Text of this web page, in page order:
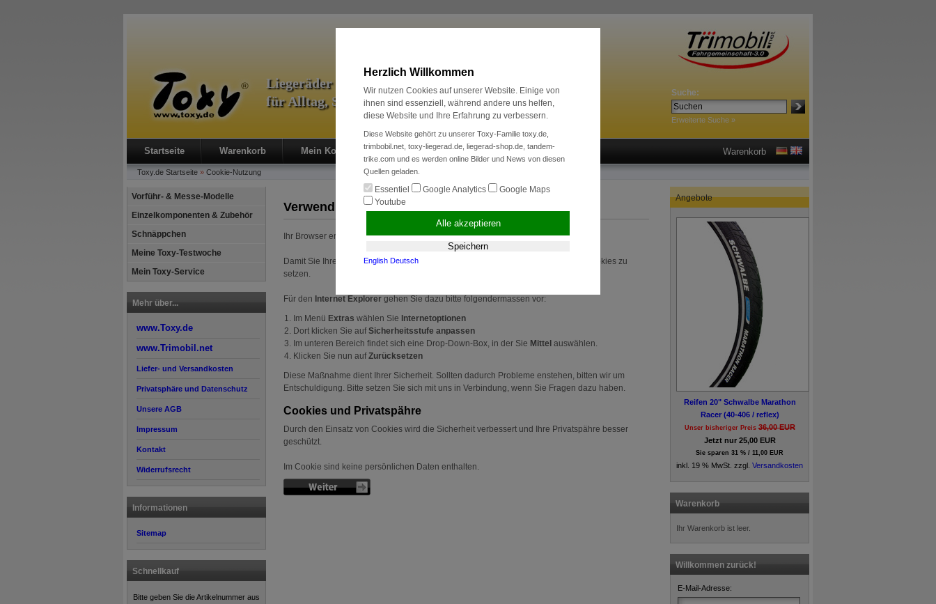
Suche:
Erweiterte Suche »
Liegeräder & Zubehör
für Alltag, Sport und Radreise
Startseite Warenkorb Mein Konto Neukunde? Kasse Anmelden Warenkorb
Toxy.de Startseite » Cookie-Nutzung
Vorführ- & Messe-Modelle
Einzelkomponenten & Zubehör
Schnäppchen
Meine Toxy-Testwoche
Mein Toxy-Service
Mehr über...
www.Toxy.de
www.Trimobil.net
Liefer- und Versandkosten
Privatsphäre und Datenschutz
Unsere AGB
Impressum
Kontakt
Widerrufsrecht
Informationen
Sitemap
Schnellkauf
Bitte geben Sie die Artikelnummer aus
Verwendung von Cookies
Ihr Browser erlaubt keine Cookies.
Damit Sie Ihren Einkauf fortsetzen können, sollten Sie es dieser Seite erlauben, Cookies zu
setzen.
Für den Internet Explorer gehen Sie dazu bitte folgendermassen vor:
Im Menü Extras wählen Sie Internetoptionen
Dort klicken Sie aufSicherheitsstufe anpassen
Im unteren Bereich findet sich eine Drop-Down-Box, in der Sie Mittel auswählen.
Klicken Sie nun aufZurücksetzen
Diese Maßnahme dient Ihrer Sicherheit. Sollten dadurch Probleme enstehen, bitten wir um
Entschuldigung. Bitte setzen Sie sich mit uns in Verbindung, wenn Sie Fragen dazu haben.
Cookies und Privatspähre
Durch den Einsatz von Cookies wird die Sicherheit verbessert und Ihre Privatspähre besser
geschützt.
Im Cookie sind keine persönlichen Daten enthalten.
Angebote
Reifen 20" Schwalbe Marathon
Racer (40-406 / reflex)
Unser bisheriger Preis36,00 EUR
Jetzt nur 25,00 EUR
Sie sparen 31 % / 11,00 EUR
inkl. 19 % MwSt. zzgl. Versandkosten
Warenkorb
Ihr Warenkorb ist leer.
Willkommen zurück!
E-Mail-Adresse:
Herzlich Willkommen
Wir nutzen Cookies auf unserer Website. Einige von
ihnen sind essenziell, während andere uns helfen,
diese Website und Ihre Erfahrung zu verbessern.
Diese Website gehört zu unserer Toxy-Familie toxy.de,
trimbobil.net, toxy-liegerad.de, liegerad-shop.de, tandem-
trike.com und es werden online Bilder und News von diesen
Quellen geladen.
Essentiel Google Analytics
Google Maps
Youtube
Alle akzeptieren
Speichern
English Deutsch